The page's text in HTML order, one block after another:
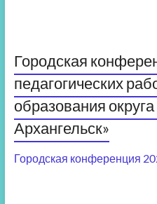
Городская
педагогических
образования
Архангельск»
Городская конференция